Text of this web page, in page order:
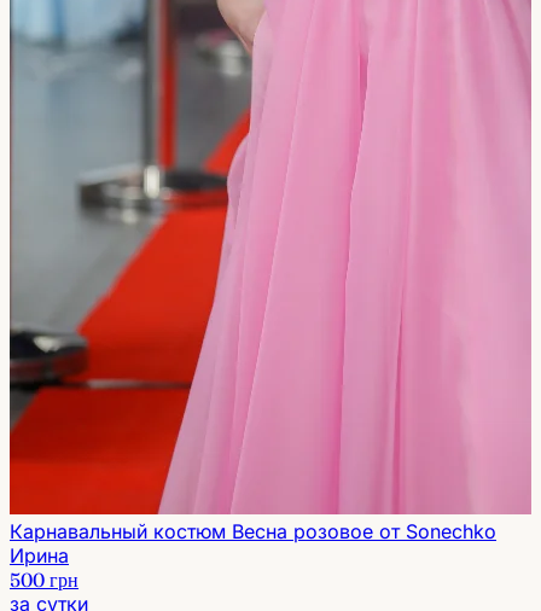
Карнавальный костюм Весна розовое от Sonechko
Ирина
500 грн
за сутки